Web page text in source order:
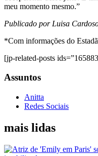
meu momento mesmo.”
Publicado por Luisa
*Com informações do
[jp-related-posts
Assuntos
Anitta
Redes Sociais
mais lidas